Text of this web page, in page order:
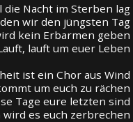
die Nacht im Sterben lag
wir den jüngsten Tag
kein Erbarmen geben
lauft um euer Leben
ist ein Chor aus Wind
um euch zu rächen
Tage eure letzten sind
wird es euch zerbrechen